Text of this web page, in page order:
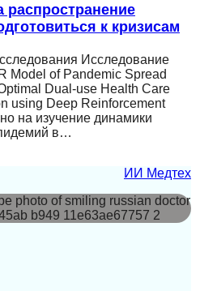
распространение
к кризисам
Исследование
Model of Pandemic Spread
Dual-use Health Care
using Deep Reinforcement
на изучение динамики
в…
ИИ Медтех